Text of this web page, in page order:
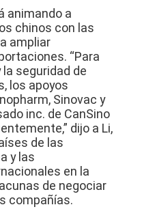
animando a
chinos con las
ampliar
“Para
seguridad de
los apoyos
Sinovac y
inc. de CanSino
dijo a Li,
de las
y las
en la
de negociar
compañías.